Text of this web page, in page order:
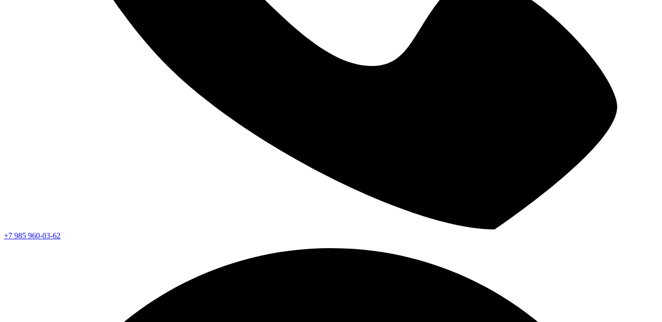
+7 985 960-03-62